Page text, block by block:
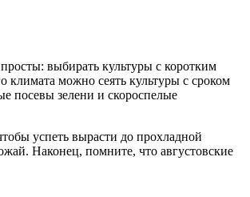
выбирать культуры с коротким
климата можно сеять культуры с сроком
посевы зелени и скороспелые
успеть вырасти до прохладной
Наконец, помните, что августовские